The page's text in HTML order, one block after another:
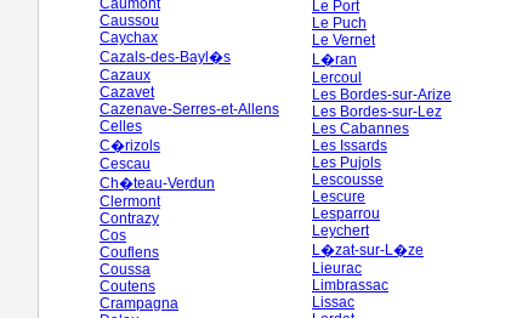
Caumont
Caussou
Caychax
Cazals-des-Bayl�s
Cazaux
Cazavet
Cazenave-Serres-et-Allens
Celles
C�rizols
Cescau
Ch�teau-Verdun
Clermont
Contrazy
Cos
Couflens
Coussa
Coutens
Crampagna
Le Port
Le Puch
Le Vernet
L�ran
Lercoul
Les Bordes-sur-Arize
Les Bordes-sur-Lez
Les Cabannes
Les Issards
Les Pujols
Lescousse
Lescure
Lesparrou
Leychert
L�zat-sur-L�ze
Lieurac
Limbrassac
Lissac